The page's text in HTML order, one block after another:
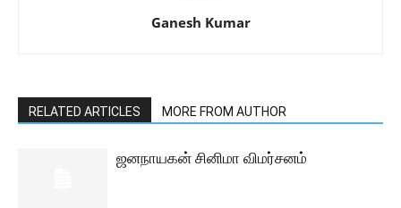
Ganesh Kumar
RELATED ARTICLES MORE FROM AUTHOR
ஜனநாயகன் சினிமா விமர்சனம்